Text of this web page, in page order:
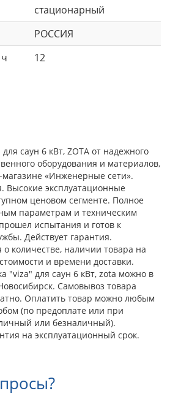
стационарный
РОССИЯ
12
саун 6 кВт, ZOTA от надежного
оборудования и материалов,
«Инженерные сети».
Высокие эксплуатационные
ценовом сегменте. Полное
параметрам и техническим
испытания и готов к
Действует гарантия.
количестве, наличии товара на
и времени доставки.
"viza" для саун 6 кВт, zota можно в
Самовывоз товара
Оплатить товар можно любым
(по предоплате или при
или безналичный).
на эксплуатационный срок.